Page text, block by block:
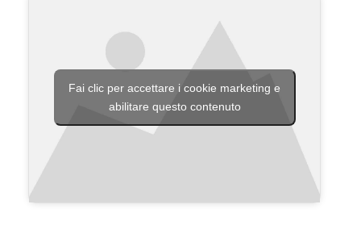
Fai clic per accettare i cookie marketing e
abilitare questo contenuto